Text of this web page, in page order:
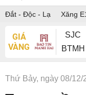
Đắt - Độc - Lạ Xăng
GIÁ
VÀNG
SJC
BTMH
Thứ Bảy, ngày 08/12/